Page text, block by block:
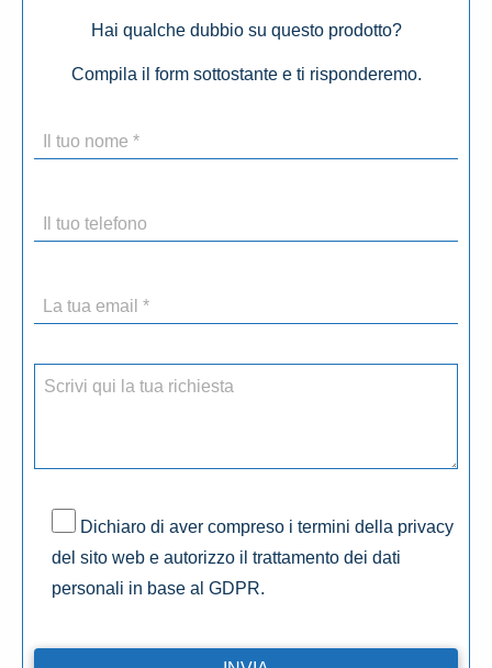
Hai qualche dubbio su questo prodotto?
Compila il form sottostante e ti risponderemo.
Dichiaro di aver compreso i termini della privacy
del sito web e autorizzo il trattamento dei dati
personali in base al GDPR.